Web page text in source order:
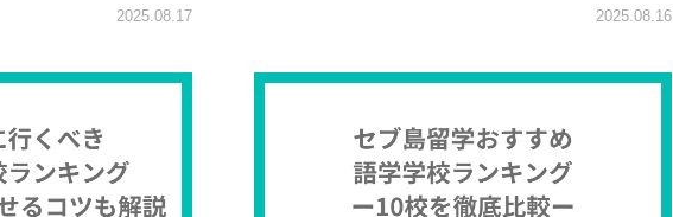
2025.08.17 2025.08.16